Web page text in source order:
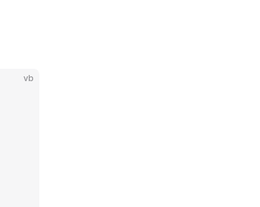
vb